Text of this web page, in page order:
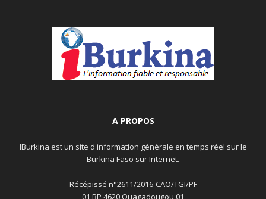
A PROPOS
IBurkina est un site d'information générale en temps réel sur le
Burkina Faso sur Internet.
Récépissé n°2611/2016-CAO/TGI/PF
01 BP 4620 Ouagadougou 01